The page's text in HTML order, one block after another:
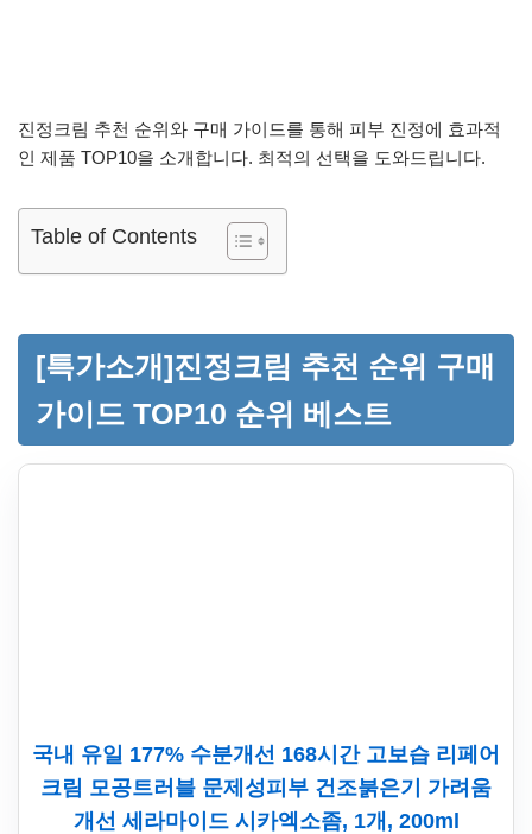
진정크림 추천 순위와 구매 가이드를 통해 피부 진정에 효과적
인 제품 TOP10을 소개합니다. 최적의 선택을 도와드립니다.
Table of Contents
[특가소개]진정크림 추천 순위 구매
가이드 TOP10 순위 베스트
국내 유일 177% 수분개선 168시간 고보습 리페어
크림 모공트러블 문제성피부 건조붉은기 가려움
개선 세라마이드 시카엑소좀, 1개, 200ml